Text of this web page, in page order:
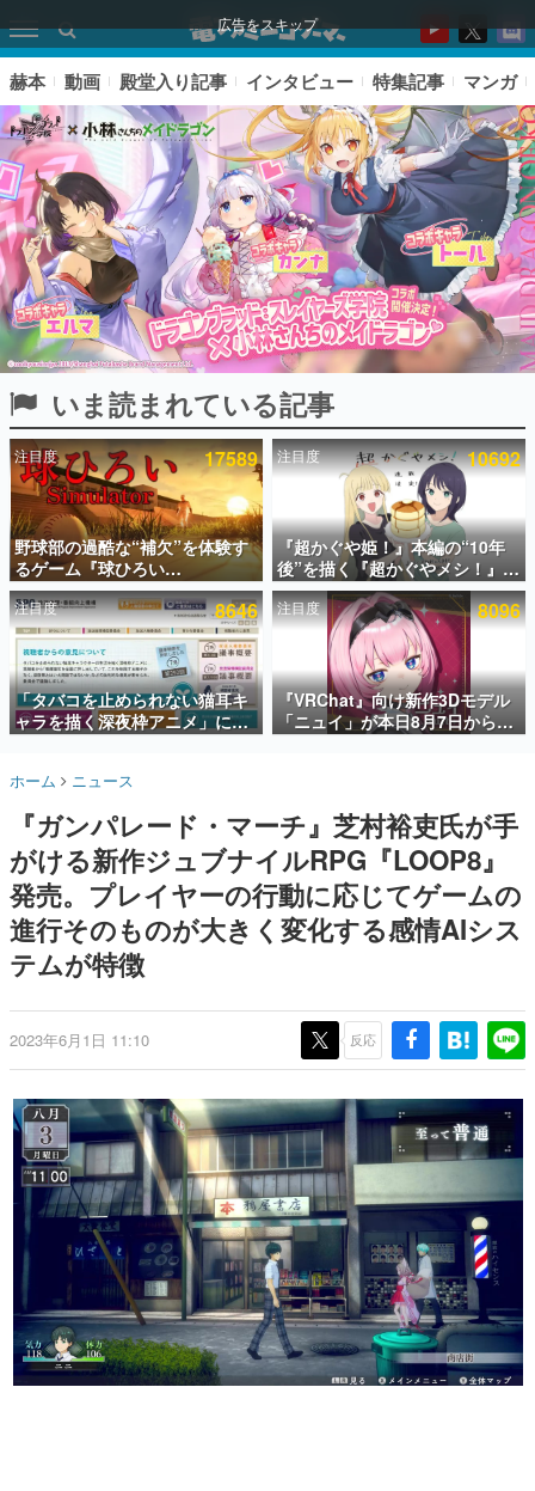
広告をスキップ
ピックアップ
電ファミのいま読まれている記事ランキング
アプリセール情報
インタビュー
連載・特集一覧
殿堂入り記事
SNS拡散数が数千以上！ ページビュー数万以上！ などな
ど。多くの人々に読まれた、電ファミ渾身の“殿堂入り”記
事をまとめました。
名作ゲームクリエイターの方々に製作時のエピソードをお
きます。
赫本
この物語を解いてはいけない。『赫本』は、〈試験問題〉
の形をした短編ホラー小説集です。
新世代に訊く
これからのデジタルゲーム市場を担う若きクリエイター達
ゲーム世代の作家たち
ゲームに多大な影響を受けた作家さんに取材し、ゲームが
画です。
日本モバイルゲーム産業史
日本のモバイルゲーム史における主要なトピック・タイト
ルを網羅するほか、開発者へのインタビューや識者による
解説を掲載。約20年の歴史が一望できる決定版！
若ゲのいたり〜ゲームクリエイターの青春〜
『うつヌケ』『ペンと箸』等で知られるマンガ家・田中圭
一先生によるゲーム業界レポートマンガです。
なんでゲームは面白い？
ゲーム開発者・hamatsu氏がゲームの魅力を画面や操作の
具体的な形から解き明かしていく、硬派で骨太な評論連載
赫本 動画 殿堂入り記事 インタビュー 特集記事 マンガ
いま読まれている記事
注目度 17589
野球部の過酷な“補欠”を体験す
るゲーム『球ひろい
Simulator』が「1件」のウィッ
シュリストをもとにチェコ語に
対応しSNSで話題に。『キング
ダム・カム』開発元やチェコの
プロ野球選手から称賛の声
注目度 10692
『超かぐや姫！』本編の“10年
後”を描く『超かぐやメシ！』
Web連載決定。新たなWebマン
ガレーベル「ビビビコミック」
にて特別話が掲載スタート、あ
のお話には…まだ続きがある！
注目度 8646
「タバコを止められない猫耳キ
ャラを描く深夜枠アニメ」に視
聴者の一部から批判意見。違法
て、BPOが議論を交わす
注目度 8096
『VRChat』向け新作3Dモデル
「ニュイ」が本日8月7日から
BOOTHにて発売。瞳に光る星
ホーム ニュース
『ガンパレード・マーチ』芝村裕吏氏が手
がける新作ジュブナイルRPG『LOOP8』
発売。プレイヤーの行動に応じてゲームの
進行そのものが大きく変化する感情AIシス
テムが特徴
2023年6月1日 11:10 反応